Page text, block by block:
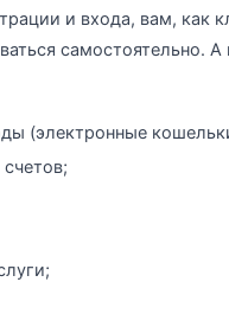
и входа, вам, как
самостоятельно. А
(электронные